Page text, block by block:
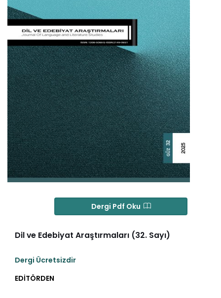
Dergi Pdf Oku
Dil ve Edebiyat Araştırmaları (32. Sayı)
Dergi Ücretsizdir
EDİTÖRDEN